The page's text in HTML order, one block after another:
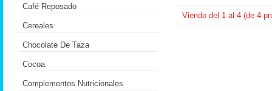
Viendo del 1 al 4 (de 4
Café Reposado
Cereales
Chocolate De Taza
Cocoa
Complementos Nutricionales